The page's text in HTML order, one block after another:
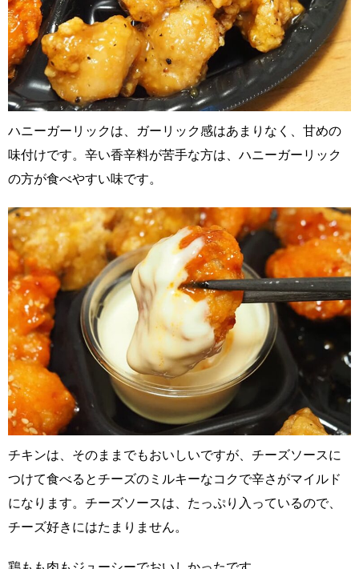
ハニーガーリックは、ガーリック感はあまりなく、甘めの
味付けです。辛い香辛料が苦手な方は、ハニーガーリック
の方が食べやすい味です。
チキンは、そのままでもおいしいですが、チーズソースに
つけて食べるとチーズのミルキーなコクで辛さがマイルド
になります。チーズソースは、たっぷり入っているので、
チーズ好きにはたまりません。